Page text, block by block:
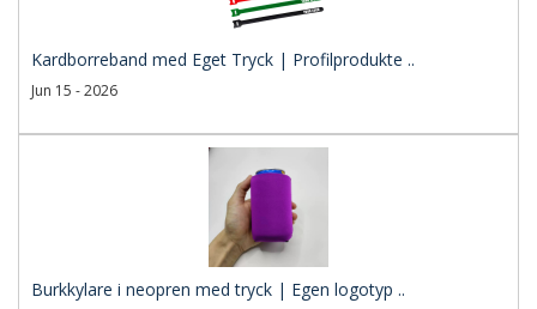
Kardborreband med Eget Tryck | Profilprodukte ..
Jun 15 - 2026
Burkkylare i neopren med tryck | Egen logotyp ..